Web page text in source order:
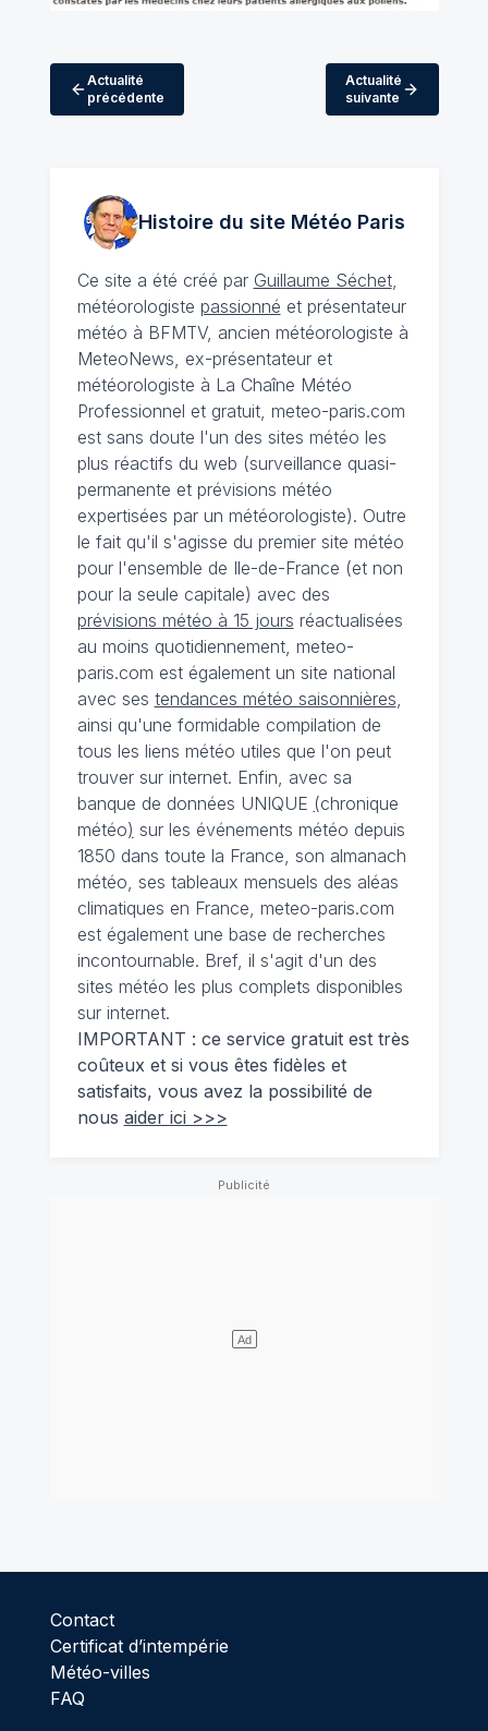
Actualité
précédente
Actualité
suivante
Histoire du site MétéoParis
Ce site a été créé par Guillaume Séchet,
météorologiste passionné et présentateur
météo à BFMTV, ancien météorologiste à
MeteoNews, ex-présentateur et
météorologiste à La Chaîne Météo
Professionnel et gratuit, meteo-paris.com
est sans doute l'un des sites météo les
plus réactifs du web (surveillance quasi-
permanente et prévisions météo
expertisées par un météorologiste). Outre
le fait qu'il s'agisse du premier site météo
pour l'ensemble de Ile-de-France (et non
pour la seule capitale) avec des
prévisions météo à 15 jours réactualisées
au moins quotidiennement, meteo-
paris.com est également un site national
avec ses tendances météo saisonnières,
ainsi qu'une formidable compilation de
tous les liens météo utiles que l'on peut
trouver sur internet. Enfin, avec sa
banque de données UNIQUE (chronique
météo) sur les événements météo depuis
1850 dans toute la France, son almanach
météo, ses tableaux mensuels des aléas
climatiques en France, meteo-paris.com
est également une base de recherches
incontournable. Bref, il s'agit d'un des
sites météo les plus complets disponibles
sur internet.
IMPORTANT : ce service gratuit est très
coûteux et si vous êtes fidèles et
satisfaits, vous avez la possibilité de
nous aider ici >>>
Contact
Certificat d’intempérie
Météo-villes
FAQ